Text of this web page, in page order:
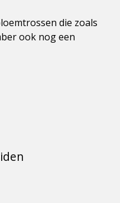
die zoals
ook nog een